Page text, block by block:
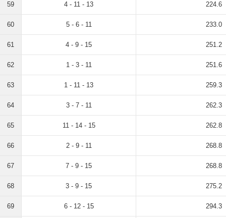
59 4 - 11 - 13 224.6
60 5 - 6 - 11 233.0
61 4 - 9 - 15 251.2
62 1 - 3 - 11 251.6
63 1 - 11 - 13 259.3
64 3 - 7 - 11 262.3
65 11 - 14 - 15 262.8
66 2 - 9 - 11 268.8
67 7 - 9 - 15 268.8
68 3 - 9 - 15 275.2
69 6 - 12 - 15 294.3